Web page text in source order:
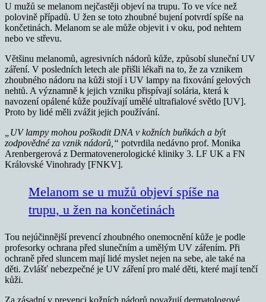
U mužů se melanom nejčastěji objeví na trupu. To ve více než
polovině případů. U žen se toto zhoubné bujení potvrdí spíše na
končetinách. Melanom se ale může objevit i v oku, pod nehtem
nebo ve střevu.
Většinu melanomů, agresivních nádorů kůže, způsobí sluneční UV
záření. V posledních letech ale přišli lékaři na to, že za vznikem
zhoubného nádoru na kůži stojí i UV lampy na fixování gelových
nehtů. A významně k jejich vzniku přispívají solária, která k
navození opálené kůže používají umělé ultrafialové světlo [UV].
Proto by lidé měli zvážit jejich používání.
„UV lampy mohou poškodit DNA v kožních buňkách a být
zodpovědné za vznik nádorů,“ potvrdila nedávno prof. Monika
Arenbergerová z Dermatovenerologické kliniky 3. LF UK a FN
Královské Vinohrady [FNKV].
Melanom se u mužů objeví spíše na
trupu, u žen na končetinách
Tou nejúčinnější prevencí zhoubného onemocnění kůže je podle
profesorky ochrana před slunečním a umělým UV zářením. Při
ochraně před sluncem mají lidé myslet nejen na sebe, ale také na
děti. Zvlášť nebezpečné je UV záření pro malé děti, které mají tenčí
kůži.